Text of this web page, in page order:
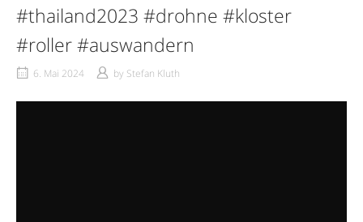
#thailand2023 #drohne #kloster
#roller #auswandern
6. Mai 2024 by Stefan Kluth